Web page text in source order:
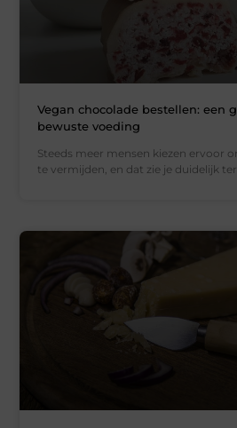
Vegan chocolade bestellen: een
bewuste voeding
Steeds meer mensen kiezen ervoor
te vermijden, en dat zie je duidelijk